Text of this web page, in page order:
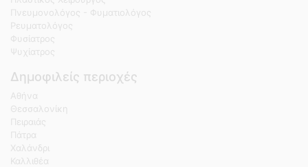
Πνευμονολόγος - Φυματιολόγος
Ρευματολόγος
Φυσίατρος
Ψυχίατρος
Δημοφιλείς περιοχές
Αθήνα
Θεσσαλονίκη
Πειραιάς
Πάτρα
Χαλάνδρι
Καλλιθέα